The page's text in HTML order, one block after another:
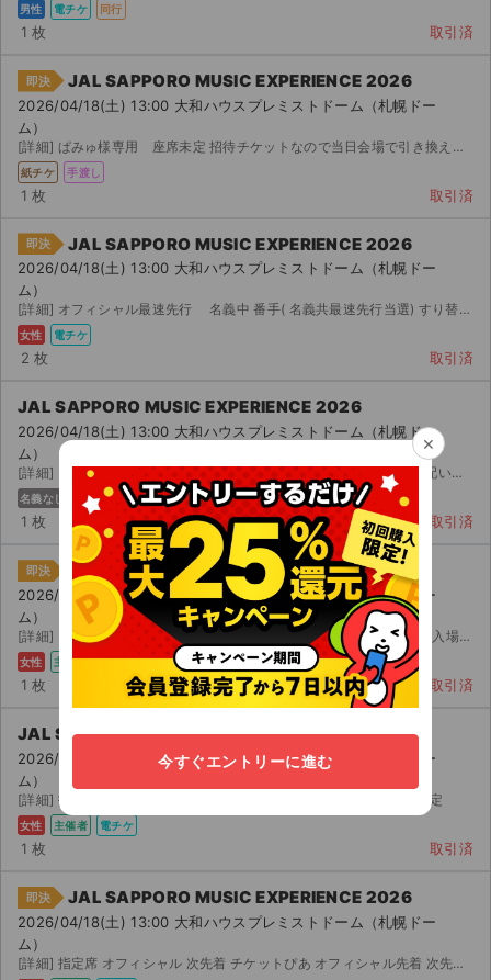
男性 電チケ 同行
1 枚 取引済
即決 JAL SAPPORO MUSIC EXPERIENCE 2026
2026/04/18(土) 13:00 大和ハウスプレミストドーム（札幌ドー
ム）
[詳細] ぱみゅ様専用 座席未定 招待チケットなので当日会場で引き換えてから席がわかります。私と連番にな...
紙チケ 手渡し
1 枚 取引済
即決 JAL SAPPORO MUSIC EXPERIENCE 2026
2026/04/18(土) 13:00 大和ハウスプレミストドーム（札幌ドー
ム）
[詳細] オフィシャル最速先行 名義中 番手( 名義共最速先行当選) すり替えなし ※ 最速先行当選の...
女性 電チケ
2 枚 取引済
JAL SAPPORO MUSIC EXPERIENCE 2026
2026/04/18(土) 13:00 大和ハウスプレミストドーム（札幌ドー
ム）
[詳細] アリーナ ブロック 列以内 アリーナ ブロック 列以内/ 分配 分配いたします。 ...
名義なし 主催者 電チケ
1 枚 取引済
即決 JAL SAPPORO MUSIC EXPERIENCE 2026
2026/04/18(土) 13:00 大和ハウスプレミストドーム（札幌ドー
ム）
[詳細] スーパービューシート 指定席 名義中 番手 事前分配・同時入場対応可 チケットぴあ オフィ...
女性 主催者 電チケ
1 枚 取引済
JAL SAPPORO MUSIC EXPERIENCE 2026
2026/04/18(土) 13:00 大和ハウスプレミストドーム（札幌ドー
ム）
[詳細] 指定席 オフィシャル 次先行 座席未定 公演日の ～ 日前発送予定
女性 主催者 電チケ
1 枚 取引済
即決 JAL SAPPORO MUSIC EXPERIENCE 2026
2026/04/18(土) 13:00 大和ハウスプレミストドーム（札幌ドー
ム）
[詳細] 指定席 オフィシャル 次先着 チケットぴあ オフィシャル先着 次先行 ※お座席は、指定席となり...
×
今すぐエントリーに進む